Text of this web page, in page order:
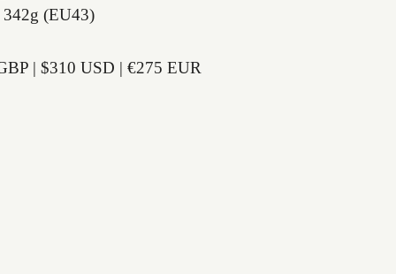
(EU43)
| $310 USD | €275 EUR